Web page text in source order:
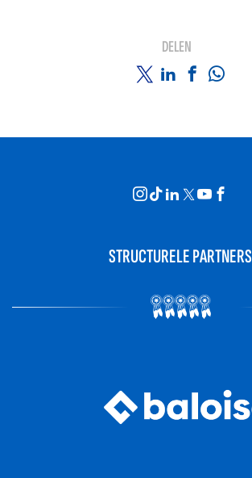
DELEN
STRUCTURELE PARTNERS